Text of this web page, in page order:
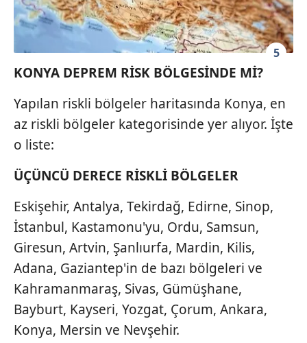
5
KONYA DEPREM RİSK BÖLGESİNDE Mİ?
Yapılan riskli bölgeler haritasında Konya, en
az riskli bölgeler kategorisinde yer alıyor. İşte
o liste:
ÜÇÜNCÜ DERECE RİSKLİ BÖLGELER
Eskişehir, Antalya, Tekirdağ, Edirne, Sinop,
İstanbul, Kastamonu'yu, Ordu, Samsun,
Giresun, Artvin, Şanlıurfa, Mardin, Kilis,
Adana, Gaziantep'in de bazı bölgeleri ve
Kahramanmaraş, Sivas, Gümüşhane,
Bayburt, Kayseri, Yozgat, Çorum, Ankara,
Konya, Mersin ve Nevşehir.